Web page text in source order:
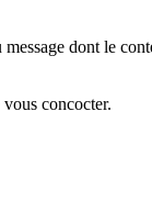
dont le
concocter.